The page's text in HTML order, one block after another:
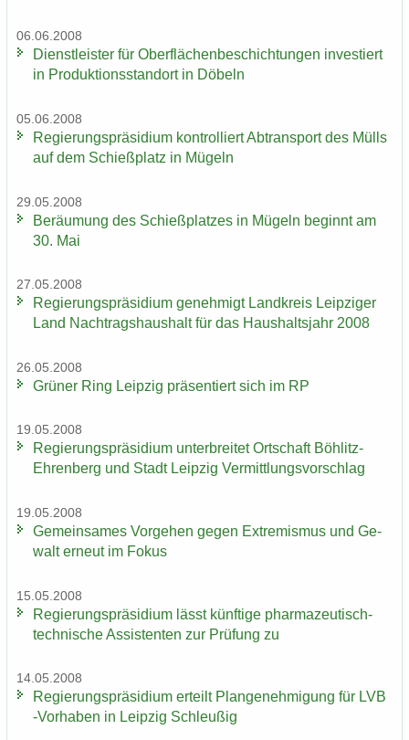
06.06.2008
Dienst­leis­ter für Ober­flä­chen­be­schich­tun­gen in­ves­tiert
in Pro­duk­ti­ons­stand­ort in Dö­beln
05.06.2008
Re­gie­rungs­prä­si­di­um kon­trol­liert Ab­trans­port des Mülls
auf dem Schieß­platz in Mü­geln
29.05.2008
Be­räu­mung des Schieß­plat­zes in Mü­geln be­ginnt am
30. Mai
27.05.2008
Re­gie­rungs­prä­si­di­um ge­neh­migt Land­kreis Leip­zi­ger
Land Nach­trags­haus­halt für das Haus­halts­jahr 2008
26.05.2008
Grü­ner Ring Leip­zig prä­sen­tiert sich im RP
19.05.2008
Re­gie­rungs­prä­si­di­um un­ter­brei­tet Ort­schaft Böhlitz-​
Ehrenberg und Stadt Leip­zig Ver­mitt­lungs­vor­schlag
19.05.2008
Ge­mein­sa­mes Vor­ge­hen gegen Ex­tre­mis­mus und Ge­
walt er­neut im Fokus
15.05.2008
Re­gie­rungs­prä­si­di­um lässt künf­ti­ge pharmazeutisch-​
technische As­sis­ten­ten zur Prü­fung zu
14.05.2008
Re­gie­rungs­prä­si­di­um er­teilt Plan­ge­neh­mi­gung für LVB
-​Vorhaben in Leip­zig Schleu­ßig